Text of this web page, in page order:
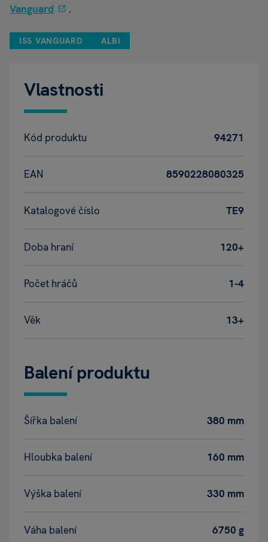
Vanguard
.
ISS VANGUARD ALBI
Vlastnosti
Kód produktu 94271
EAN 8590228080325
Katalogové číslo TE9
Doba hraní 120+
Počet hráčů 1-4
Věk 13+
Balení produktu
Šířka balení 380 mm
Hloubka balení 160 mm
Výška balení 330 mm
Váha balení 6750 g